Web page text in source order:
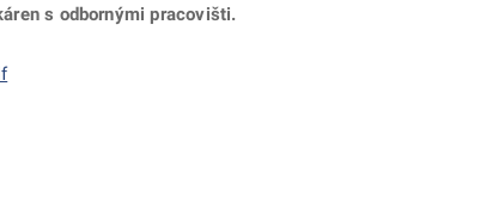
s odbornými pracovišti.